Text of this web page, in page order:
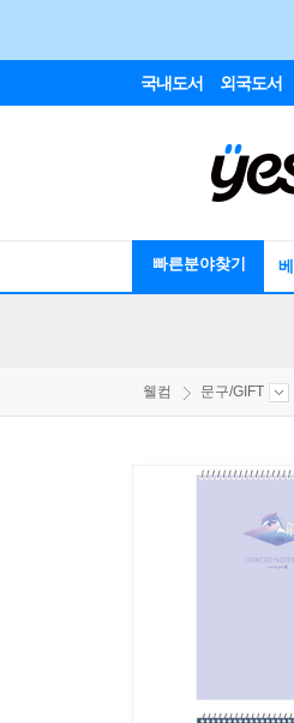
국내도서 외국도서
빠른분야찾기
웰컴 문구/GIFT